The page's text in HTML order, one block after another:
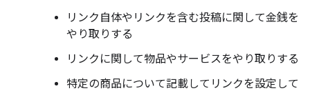
リンク自体やリンクを含む投稿に関して金銭を
やり取りする
リンクに関して物品やサービスをやり取りする
特定の商品について記載してリンクを設定して